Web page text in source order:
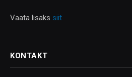
Vaata lisaks siit
KONTAKT